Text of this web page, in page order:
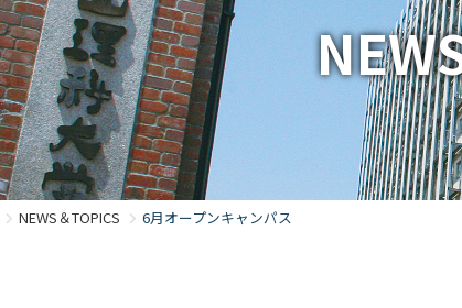
NEWS＆TOPICS 6月オープンキャンパス